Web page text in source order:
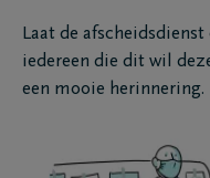
Laat de
iedereen die dit wil
een mooie herinnering.